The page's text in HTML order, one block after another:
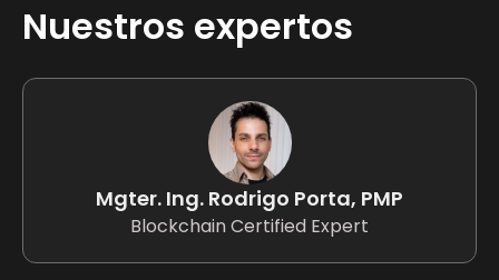
Nuestros expertos
Mgter. Ing. Rodrigo Porta, PMP
Blockchain Certified Expert